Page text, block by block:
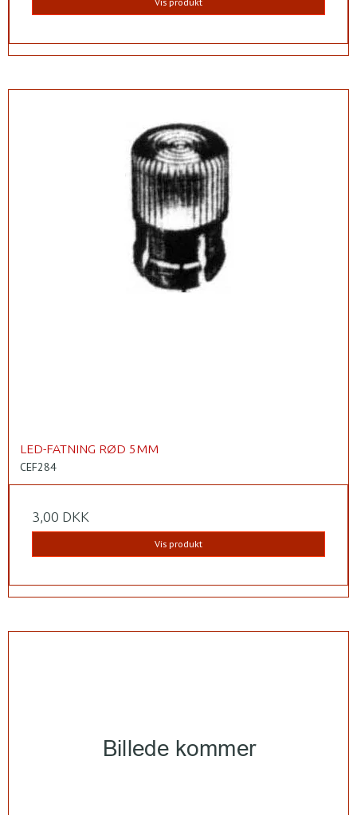
LED-FATNING RØD 5MM
CEF284
3,00 DKK
Vis produkt